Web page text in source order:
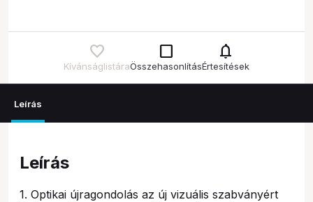
Kívánságlistára
check_box_outline_blank
Összehasonlítás
notifications
Értesítések
Leírás
Leírás
1. Optikai újragondolás az új vizuális szabványért